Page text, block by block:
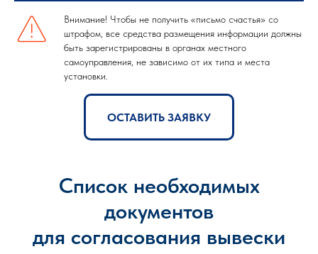
Внимание! Чтобы не получить «письмо счастья» со
штрафом, все средства размещения информации должны
быть зарегистрированы в органах местного
самоуправления, не зависимо от их типа и места
установки.
ОСТАВИТЬ ЗАЯВКУ
Список необходимых
документов
для согласования вывески